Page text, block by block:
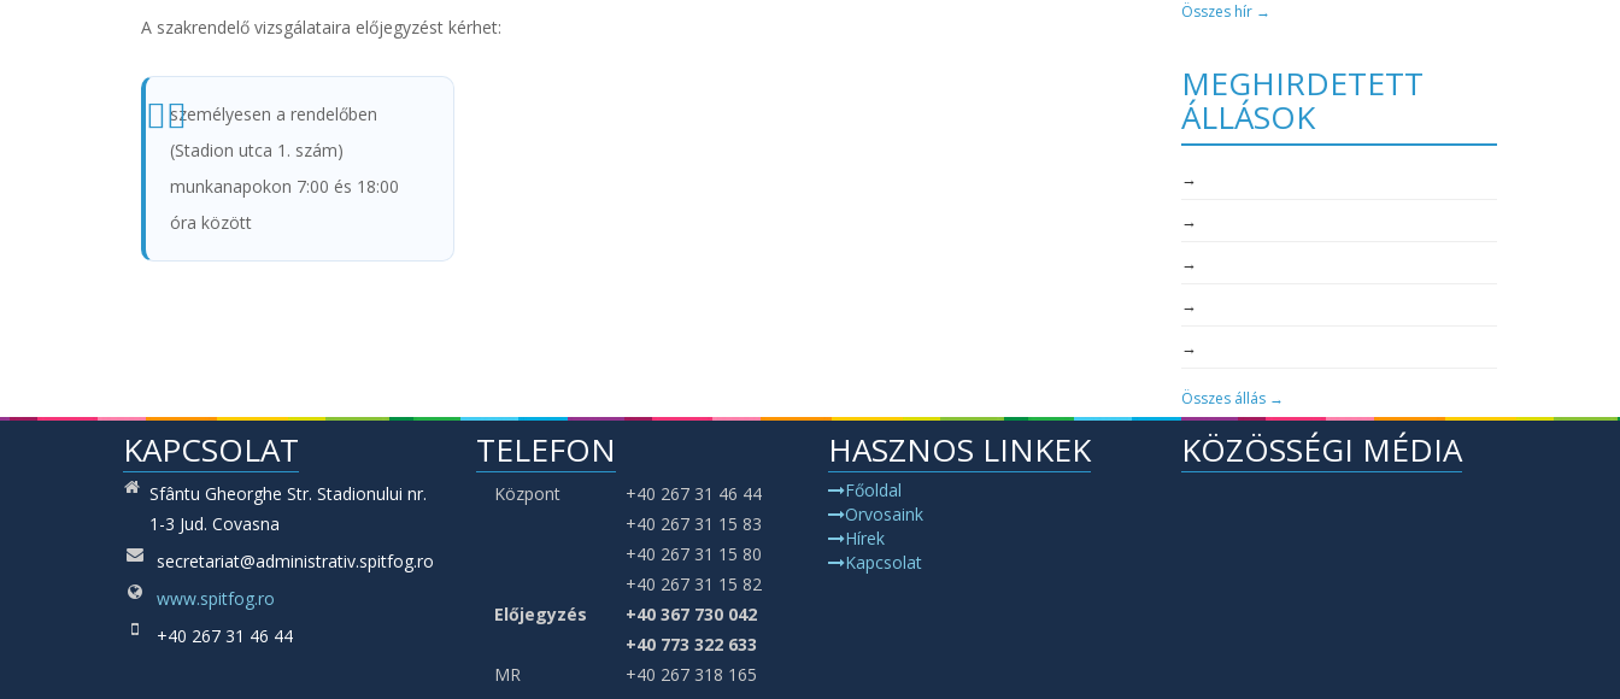
A szakrendelő vizsgálataira előjegyzést kérhet:
személyesen a rendelőben
(Stadion utca 1. szám)
munkanapokon 7:00 és 18:00
óra között
Összes hír →
MEGHIRDETETT
ÁLLÁSOK
→
→
→
→
→
Összes állás →
KAPCSOLAT
Sfântu Gheorghe Str. Stadionului nr.
1-3 Jud. Covasna
secretariat@administrativ.spitfog.ro
www.spitfog.ro
+40 267 31 46 44
TELEFON
Központ
+40 267 31 46 44
+40 267 31 15 83
+40 267 31 15 80
+40 267 31 15 82
Előjegyzés
+40 367 730 042
+40 773 322 633
MR
+40 267 318 165
HASZNOS LINKEK
Főoldal
Orvosaink
Hírek
Kapcsolat
KÖZÖSSÉGI MÉDIA